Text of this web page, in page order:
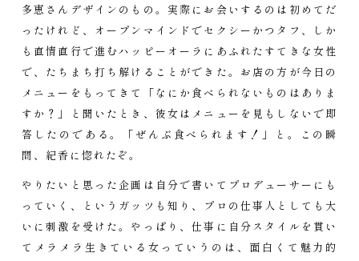
多恵さんデザインのもの。実際にお会いするのは初めてだ
ったけれど、オープンマインドでセクシーかつタフ、しか
も直情直行で進むハッピーオーラにあふれたすてきな女性
で、たちまち打ち解けることができた。お店の方が今日の
メニューをもってきて「なにか食べられないものはありま
すか？」と聞いたとき、彼女はメニューを見もしないで即
答したのである。「ぜんぶ食べられます！」と。この瞬
間、紀香に惚れたぞ。
やりたいと思った企画は自分で書いてプロデューサーにも
っていく、というガッツも知り、プロの仕事人としても大
いに刺激を受けた。やっぱり、仕事に自分スタイルを貫い
てメラメラ生きている女っていうのは、面白くて魅力的